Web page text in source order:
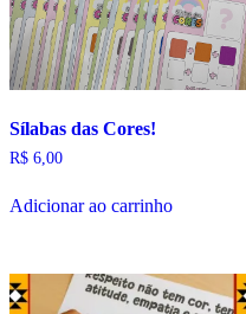
Sílabas das Cores!
R$ 6,00
Adicionar ao carrinho